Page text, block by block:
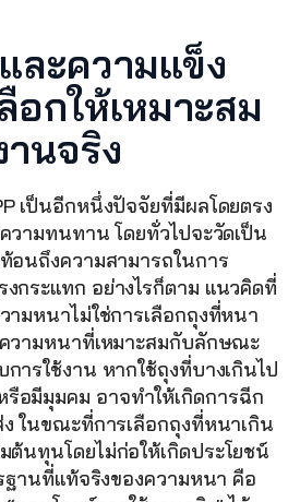
ละความแข็ง
อกให้เหมาะสม
นจริง
เป็นอีกหนึ่งปัจจัยที่มีผลโดยตรง
วามทนทาน โดยทั่วไปจะวัดเป็น
อนถึงความสามารถในการ
กระแทก อย่างไรก็ตาม แนวคิดที่
ามหนาไม่ใช่การเลือกถุงที่หนา
วามหนาที่เหมาะสมกับลักษณะ
ารใช้งาน หากใช้ถุงที่บางเกินไป
อมีมุมคม อาจทำให้เกิดการฉีก
ในขณะที่การเลือกถุงที่หนาเกิน
ต้นทุนโดยไม่ก่อให้เกิดประโยชน์
ฐานที่แท้จริงของความหนา คือ